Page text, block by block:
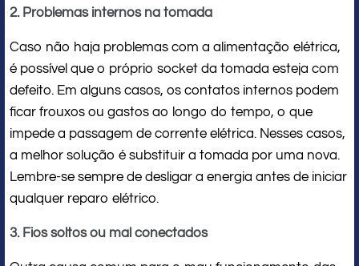
2. Problemas internos na tomada
Caso não haja problemas com a alimentação elétrica,
é possível que o próprio socket da tomada esteja com
defeito. Em alguns casos, os contatos internos podem
ficar frouxos ou gastos ao longo do tempo, o que
impede a passagem de corrente elétrica. Nesses casos,
a melhor solução é substituir a tomada por uma nova.
Lembre-se sempre de desligar a energia antes de iniciar
qualquer reparo elétrico.
3. Fios soltos ou mal conectados